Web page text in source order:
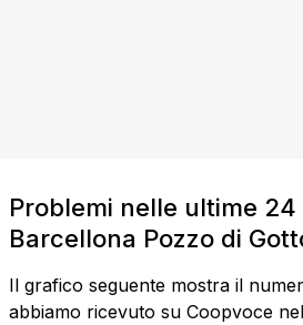
Problemi nelle ultime 24
Barcellona Pozzo di
Il grafico seguente mostra il
abbiamo ricevuto su Coopvoce